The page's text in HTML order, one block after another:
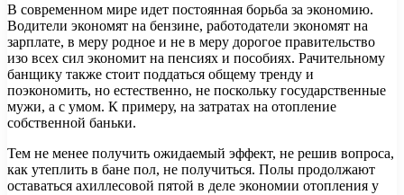
В современном мире идет постоянная борьба за экономию.
Водители экономят на бензине, работодатели экономят на
зарплате, в меру родное и не в меру дорогое правительство
изо всех сил экономит на пенсиях и пособиях. Рачительному
банщику также стоит поддаться общему тренду и
поэкономить, но естественно, не поскольку государственные
мужи, а с умом. К примеру, на затратах на отопление
собственной баньки.
Тем не менее получить ожидаемый эффект, не решив вопроса,
как утеплить в бане пол, не получиться. Полы продолжают
оставаться ахиллесовой пятой в деле экономии отопления у